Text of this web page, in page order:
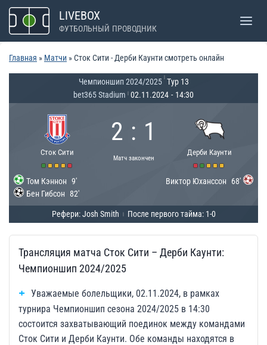
Перейти
содержимому
LIVEBOX
ФУТБОЛЬНЫЙ ПРОВОДНИК
Главная » Матчи »Сток Сити - Дерби Каунти смотреть онлайн
Чемпионшип 2024/2025 Тур 13
bet365 Stadium 02.11.2024 - 14:30
Сток Сити
2 : 1
Матч закончен
Дерби Каунти
Том Кэннон 9'
Бен Гибсон 82'
Виктор Юханссон 68'
Рефери: Josh Smith После первого тайма: 1-0
Трансляция матча Сток Сити – Дерби Каунти:
Чемпионшип 2024/2025
Уважаемые болельщики, 02.11.2024, в рамках
турнира Чемпионшип сезона 2024/2025 в 14:30
состоится захватывающий поединок между командами
Сток Сити и Дерби Каунти. Обе команды находятся в